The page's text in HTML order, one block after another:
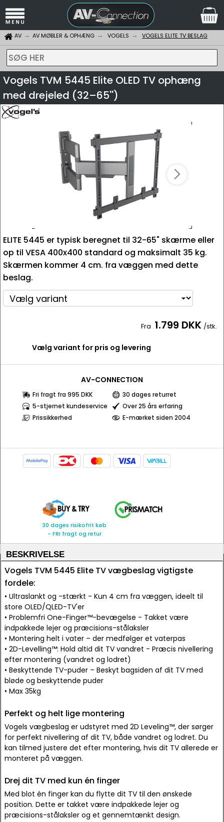
AV AV MØBLER & OPHÆNG VOGELS VOGELS ELITE TV BESLAG
SØG HER
Vogels TVM 5445 Elite OLED TV ophæng
med drejeled (32–65'')
ELITE 5445 er typisk beregnet til 32-65" skærme eller
op til VESA 400x400 standard og maksimalt 35 kg.
Skærmen kommer 4 cm. fra væggen med dette
beslag.
Fra 1.799 DKK /stk.
Vælg variant for pris og levering
AV-CONNECTION
Fri fragt fra 995 DKK
30 dages returret
5-stjernet kundeservice
Over 25 års erfaring
Prissikkerhed
E-mærket siden 2004
30 dages risikofrit køb
- FRI fragt og retur
BESKRIVELSE
Vogels TVM 5445 Elite TV vægbeslag vigtigste
fordele:
• Ultraslankt og -stærkt - Kun 4 cm fra væggen, ideelt til
store OLED/QLED-TV'er
• Problemfri One-Finger™-bevægelse - Takket være
indpakkede lejer og præcisions-stålaksler
• Montering helt i vater – der medfølger et vaterpas
• 2D-Levelling™: Hold altid dit TV vandret - Præcis nivellering
efter montering (vandret og lodret)
• Beskyttende TV-puder – Beskyt bagsiden af dit TV med
bløde og beskyttende puder
• Max 35kg
Perfekt og helt lige montering
Vogels vægbeslag er udstyret med 2D Leveling™, der sørger
for perfekt nivellering af dit TV, både vandret og lodret. Du
kan tilmed justere det efter montering, hvis dit TV allerede er
monteret på væggen.
Drej dit TV med kun én finger
Med blot én finger kan du flytte dit TV til den ønskede
position. Dette er takket være indpakkede lejer og
præcisions-stålaksler og et gennemtænkt design.